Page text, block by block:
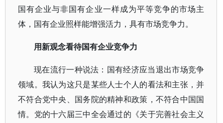
国有企业与非国有企业一样成为平等竞争的市场主
体，国有企业照样能增强活力，具有市场竞争力。
用新观念看待国有企业竞争力
现在流行一种说法：国有经济应当退出市场竞争
领域。我认为这只是某些人士个人的看法和主张，并
不符合党中央、国务院的精神和政策，不符合中国国
情。党的十六届三中全会通过的《关于完善社会主义